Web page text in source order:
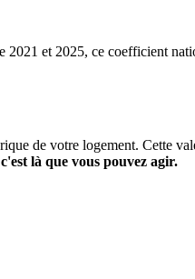
2021 et 2025, ce coefficient
de votre logement. Cette
là que vous pouvez agir.